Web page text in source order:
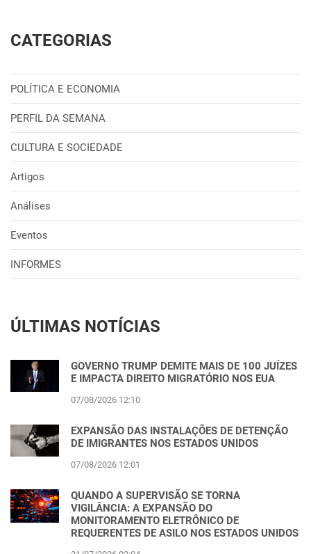
CATEGORIAS
POLÍTICA E ECONOMIA
PERFIL DA SEMANA
CULTURA E SOCIEDADE
Artigos
Análises
Eventos
INFORMES
ÚLTIMAS NOTÍCIAS
GOVERNO TRUMP DEMITE MAIS DE 100 JUÍZES
E IMPACTA DIREITO MIGRATÓRIO NOS EUA
07/08/2026 12:10
EXPANSÃO DAS INSTALAÇÕES DE DETENÇÃO
DE IMIGRANTES NOS ESTADOS UNIDOS
07/08/2026 12:01
QUANDO A SUPERVISÃO SE TORNA
VIGILÂNCIA: A EXPANSÃO DO
MONITORAMENTO ELETRÔNICO DE
REQUERENTES DE ASILO NOS ESTADOS UNIDOS